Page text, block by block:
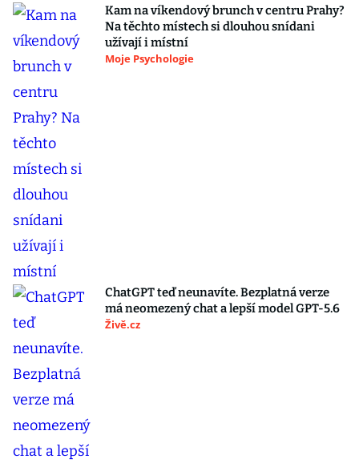
Kam na víkendový brunch v centru Prahy?
Na těchto místech si dlouhou snídani
užívají i místní
Moje Psychologie
ChatGPT teď neunavíte. Bezplatná verze
má neomezený chat a lepší model GPT-5.6
Živě.cz